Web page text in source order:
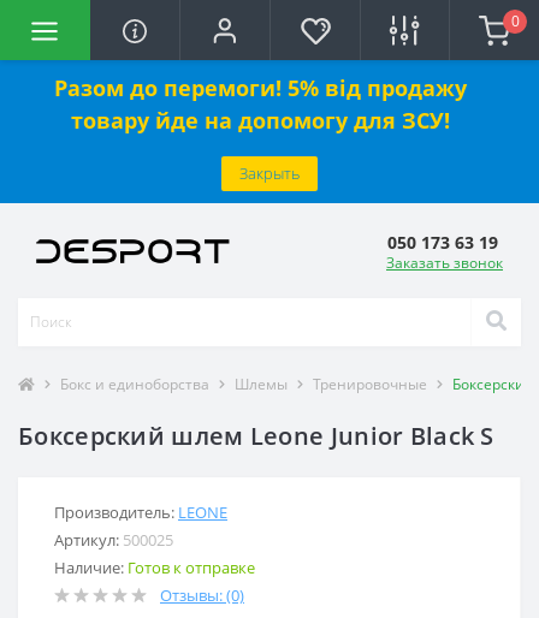
Разом до перемоги! 5% від продажу
товару йде на допомогу для ЗСУ!
Закрыть
0
050 173 63 19
Заказать звонок
Бокс и единоборства Шлемы Тренировочные
Боксерский шлем Leone Junior Black S
Производитель: LEONE
Артикул: 500025
Наличие: Готов к отправке
Отзывы: (0)